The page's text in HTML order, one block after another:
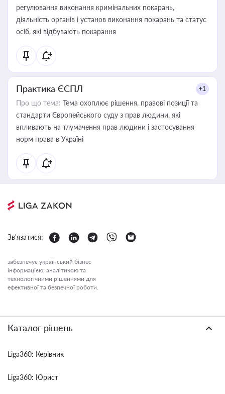
регулювання виконання кримінальних покарань,
діяльність органів і установ виконання покарань та статус
осіб, які відбувають покарання
Практика ЄСПЛ +1
Про що тема: Тема охоплює рішення, правові позиції та
стандарти Європейського суду з прав людини, які
впливають на тлумачення прав людини і застосування
норм права в Україні
Зв'язатися:
забезпечує український бізнес
інформацією, аналітикою та
технологічними рішеннями для
ефективної та безпечної роботи.
Каталог рішень
Liga360: Керівник
Liga360: Юрист